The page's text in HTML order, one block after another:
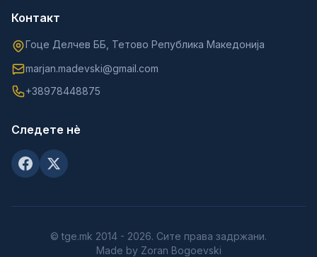
Контакт
Гоце Делчев ББ, Тетово Република Македонија
marjan.madevski@gmail.com
+38978448875
Следете нè
© tge.mk 2014 - 2026. Сите права задржани.
Made by Zoran Bogoevski